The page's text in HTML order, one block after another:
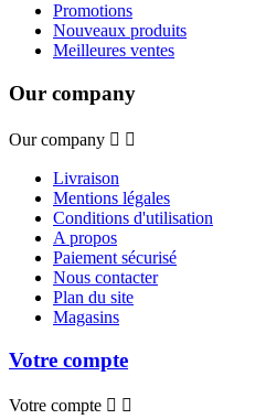
Promotions
Nouveaux produits
Meilleures ventes
Our company
Our company  
Livraison
Mentions légales
Conditions d'utilisation
A propos
Paiement sécurisé
Nous contacter
Plan du site
Magasins
Votre compte
Votre compte  